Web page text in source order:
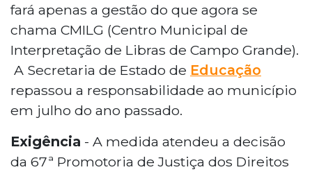
fará apenas a gestão do que agora se
chama CMILG (Centro Municipal de
Interpretação de Libras de Campo Grande).
A Secretaria de Estado de Educação
repassou a responsabilidade ao município
em julho do ano passado.
Exigência - A medida atendeu a decisão
da 67ª Promotoria de Justiça dos Direitos